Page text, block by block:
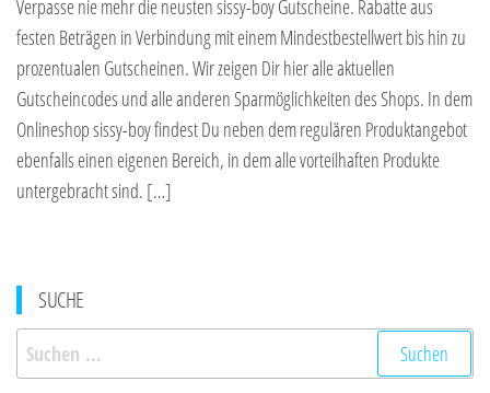
Verpasse nie mehr die neusten sissy-boy Gutscheine. Rabatte aus
festen Beträgen in Verbindung mit einem Mindestbestellwert bis hin zu
prozentualen Gutscheinen. Wir zeigen Dir hier alle aktuellen
Gutscheincodes und alle anderen Sparmöglichkeiten des Shops. In dem
Onlineshop sissy-boy findest Du neben dem regulären Produktangebot
ebenfalls einen eigenen Bereich, in dem alle vorteilhaften Produkte
untergebracht sind. […]
SUCHE
Suchen
nach: